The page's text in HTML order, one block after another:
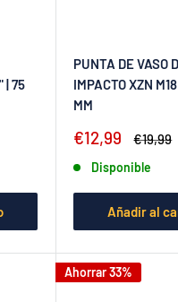
| 75
PUNTA DE VASO
IMPACTO XZN
MM
Precio
venta
€12,99
Precio
€19,99
Disponible
Añadir al
Ahorrar 33%